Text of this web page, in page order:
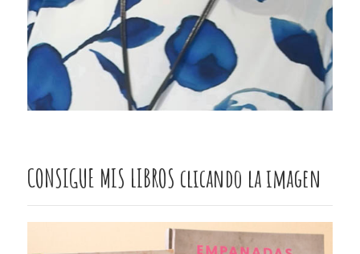
CONSIGUE MIS LIBROS clicando la imagen